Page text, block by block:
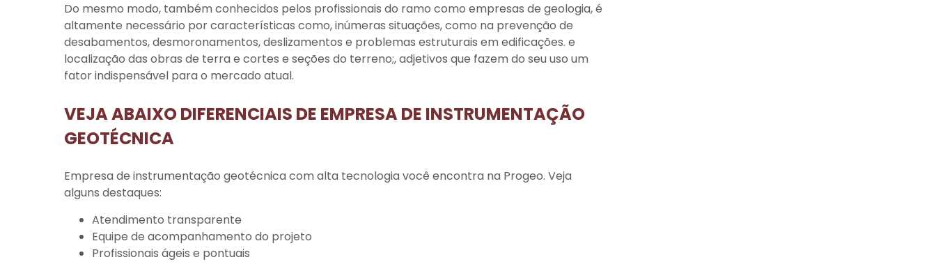
Do mesmo modo, também conhecidos pelos profissionais do ramo como empresas de geologia, é
altamente necessário por características como, inúmeras situações, como na prevenção de
desabamentos, desmoronamentos, deslizamentos e problemas estruturais em edificações. e
localização das obras de terra e cortes e seções do terreno;, adjetivos que fazem do seu uso um
fator indispensável para o mercado atual.
VEJA ABAIXO DIFERENCIAIS DE EMPRESA DE INSTRUMENTAÇÃO
GEOTÉCNICA
Empresa de instrumentação geotécnica com alta tecnologia você encontra na Progeo. Veja
alguns destaques:
atendimento transparente
equipe de acompanhamento do projeto
profissionais ágeis e pontuais